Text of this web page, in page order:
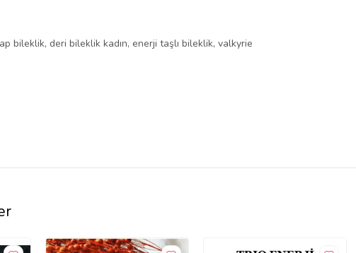
bileklik, deri bileklik kadın, enerji taşlı bileklik, valkyrie